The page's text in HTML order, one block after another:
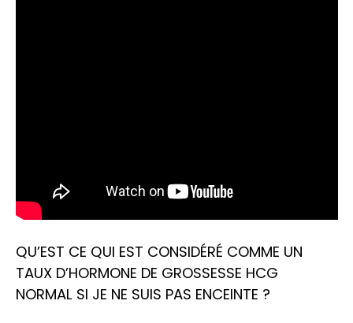
QU’EST CE QUI EST CONSIDÉRÉ COMME UN
TAUX D’HORMONE DE GROSSESSE HCG
NORMAL SI JE NE SUIS PAS ENCEINTE ?